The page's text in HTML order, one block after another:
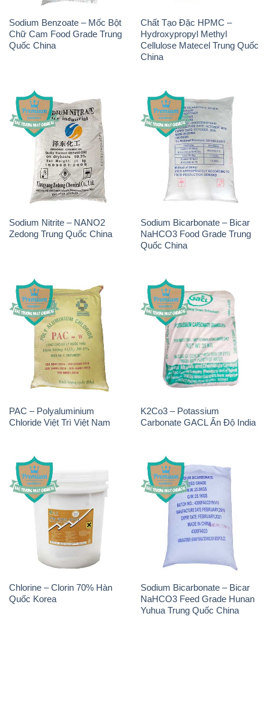
Sodium Benzoate – Mốc Bột
Chữ Cam Food Grade Trung
Quốc China
Chất Tạo Đặc HPMC –
Hydroxypropyl Methyl
Cellulose Matecel Trung Quốc
China
Sodium Nitrite – NANO2
Zedong Trung Quốc China
Sodium Bicarbonate – Bicar
NaHCO3 Food Grade Trung
Quốc China
PAC – Polyaluminium
Chloride Việt Trì Việt Nam
K2Co3 – Potassium
Carbonate GACL Ấn Độ India
Chlorine – Clorin 70% Hàn
Quốc Korea
Sodium Bicarbonate – Bicar
NaHCO3 Feed Grade Hunan
Yuhua Trung Quốc China